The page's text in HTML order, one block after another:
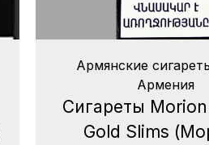
Армянские
Армения
Сигареты
Gold Slims